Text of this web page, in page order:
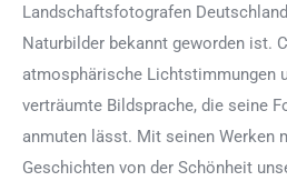
Landschaftsfotografen
Naturbilder bekannt geworden ist.
atmosphärische Lichtstimmungen
verträumte Bildsprache, die seine
anmuten lässt. Mit seinen Werken
Geschichten von der Schönheit